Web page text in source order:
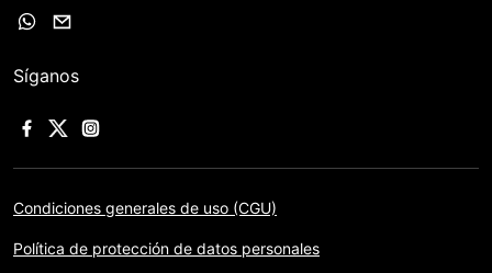
Síganos
Condiciones generales de uso (CGU)
Política de protección de datos personales